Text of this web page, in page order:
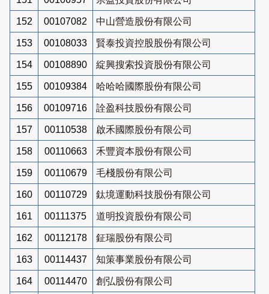
152 00107082 中山營造股份有限公司
153 00108033 賢泰投資控股股份有限公司
154 00108890 綻興搜索投資股份有限公司
155 00109384 哈哈哈國際股份有限公司
156 00109716 詮盈科技股份有限公司
157 00110538 啟禾國際股份有限公司
158 00110663 禾豐資本股份有限公司
159 00110679 毛棧股份有限公司
160 00110729 鈦境運動科技股份有限公司
161 00111375 道明投資股份有限公司
162 00112178 鉦瑞股份有限公司
163 00114437 知策事業股份有限公司
164 00114470 創弘股份有限公司